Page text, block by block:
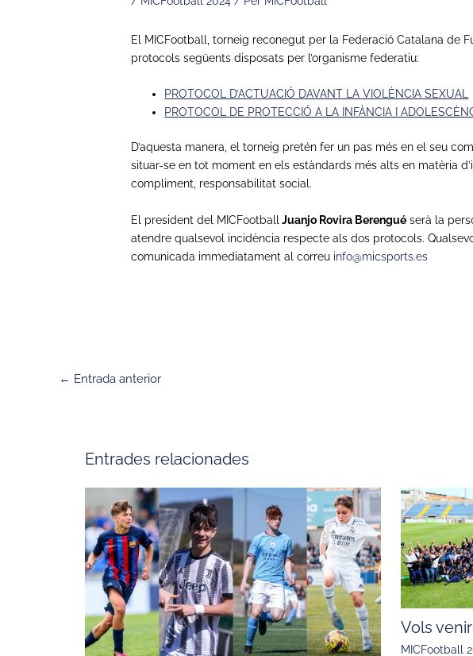
El MICFootball, torneig reconegut per la Federació Catalana de
protocols següents disposats per l’organisme federatiu:
PROTOCOL D’ACTUACIÓ DAVANT LA VIOLÈNCIA SEXUAL
PROTOCOL DE PROTECCIÓ A LA INFÀNCIA I
D’aquesta manera, el torneig pretén fer un pas més en el seu
situar-se en tot moment en els estàndards més alts en matèria
compliment, responsabilitat social.
El president del MICFootball Juanjo Rovira Berengué serà la
atendre qualsevol incidència respecte als dos protocols.
comunicada immediatament al correu info@micsports.es
← Entrada anterior
Entrades relacionades
Vols
MICFootball